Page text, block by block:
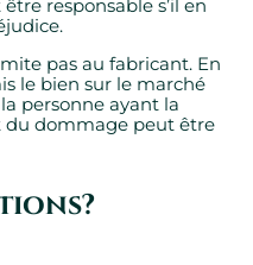
responsable s’il en
pas au fabricant. En
le bien sur le marché
personne ayant la
dommage peut être